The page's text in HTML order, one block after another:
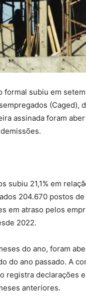
formal subiu em
(Caged),
assinada foram
subiu 21,1% em
204.670 postos
em atraso pelos
2022.
do ano, foram
do ano passado. A
registra declarações
anteriores.